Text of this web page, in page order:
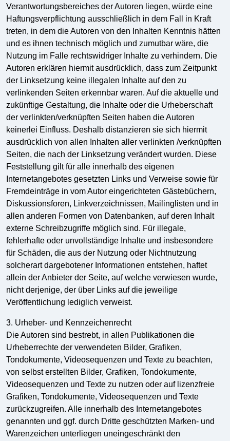
Verantwortungsbereiches der Autoren liegen, würde eine
Haftungsverpflichtung ausschließlich in dem Fall in Kraft
treten, in dem die Autoren von den Inhalten Kenntnis hätten
und es ihnen technisch möglich und zumutbar wäre, die
Nutzung im Falle rechtswidriger Inhalte zu verhindern. Die
Autoren erklären hiermit ausdrücklich, dass zum Zeitpunkt
der Linksetzung keine illegalen Inhalte auf den zu
verlinkenden Seiten erkennbar waren. Auf die aktuelle und
zukünftige Gestaltung, die Inhalte oder die Urheberschaft
der verlinkten/verknüpften Seiten haben die Autoren
keinerlei Einfluss. Deshalb distanzieren sie sich hiermit
ausdrücklich von allen Inhalten aller verlinkten /verknüpften
Seiten, die nach der Linksetzung verändert wurden. Diese
Feststellung gilt für alle innerhalb des eigenen
Internetangebotes gesetzten Links und Verweise sowie für
Fremdeinträge in vom Autor eingerichteten Gästebüchern,
Diskussionsforen, Linkverzeichnissen, Mailinglisten und in
allen anderen Formen von Datenbanken, auf deren Inhalt
externe Schreibzugriffe möglich sind. Für illegale,
fehlerhafte oder unvollständige Inhalte und insbesondere
für Schäden, die aus der Nutzung oder Nichtnutzung
solcherart dargebotener Informationen entstehen, haftet
allein der Anbieter der Seite, auf welche verwiesen wurde,
nicht derjenige, der über Links auf die jeweilige
Veröffentlichung lediglich verweist.
3. Urheber- und Kennzeichenrecht
Die Autoren sind bestrebt, in allen Publikationen die
Urheberrechte der verwendeten Bilder, Grafiken,
Tondokumente, Videosequenzen und Texte zu beachten,
von selbst erstellten Bilder, Grafiken, Tondokumente,
Videosequenzen und Texte zu nutzen oder auf lizenzfreie
Grafiken, Tondokumente, Videosequenzen und Texte
zurückzugreifen. Alle innerhalb des Internetangebotes
genannten und ggf. durch Dritte geschützten Marken- und
Warenzeichen unterliegen uneingeschränkt den